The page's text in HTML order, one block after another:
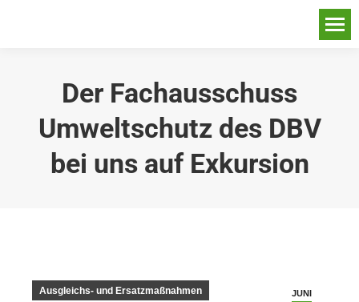
Der Fachausschuss
Umweltschutz des DBV
bei uns auf Exkursion
JUNI
Ausgleichs- und Ersatzmaßnahmen